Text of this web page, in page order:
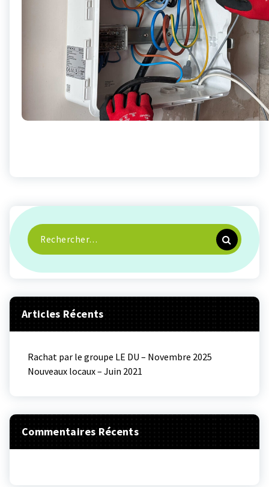
Articles Récents
Rachat par le groupe LE DU – Novembre 2025
Nouveaux locaux – Juin 2021
Commentaires Récents